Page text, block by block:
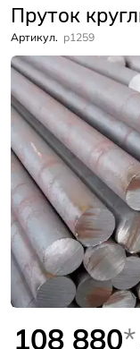
Пруток
Артикул. p1259
108 880*